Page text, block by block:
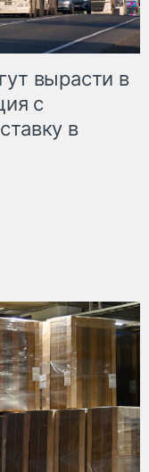
вырасти в
с
в